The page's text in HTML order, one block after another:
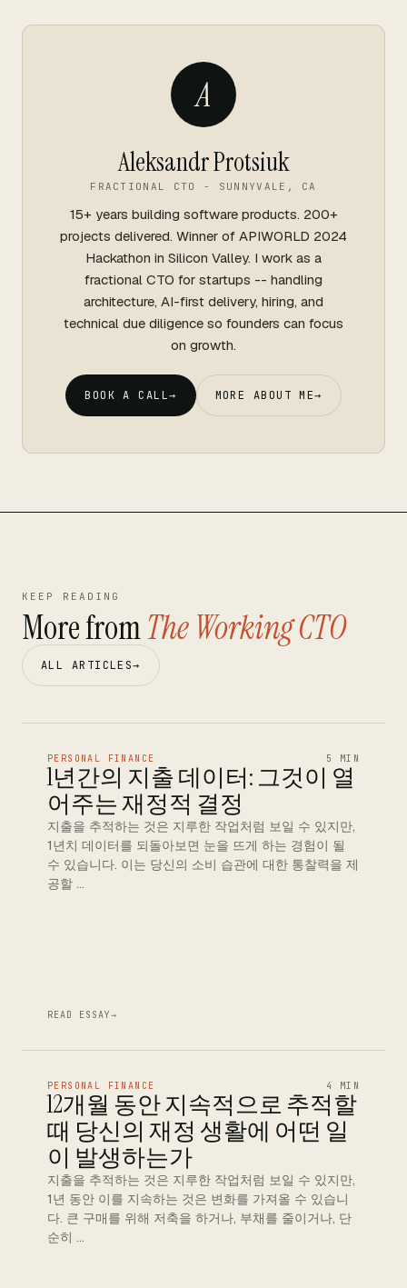
A
Aleksandr Protsiuk
FRACTIONAL CTO - SUNNYVALE, CA
15+ years building software products. 200+
projects delivered. Winner of APIWORLD 2024
Hackathon in Silicon Valley. I work as a
fractional CTO for startups -- handling
architecture, AI-first delivery, hiring, and
technical due diligence so founders can focus
on growth.
BOOK A CALL→ MORE ABOUT ME→
KEEP READING
More fromThe Working CTO
ALL ARTICLES→
PERSONAL FINANCE 5 MIN
1년간의 지출 데이터: 그것이 열
어주는 재정적 결정
지출을 추적하는 것은 지루한 작업처럼 보일 수 있지만,
1년치 데이터를 되돌아보면 눈을 뜨게 하는 경험이 될
수 있습니다. 이는 당신의 소비 습관에 대한 통찰력을 제
공할 …
READ ESSAY→
PERSONAL FINANCE 4 MIN
12개월 동안 지속적으로 추적할
때 당신의 재정 생활에 어떤 일
이 발생하는가
지출을 추적하는 것은 지루한 작업처럼 보일 수 있지만,
1년 동안 이를 지속하는 것은 변화를 가져올 수 있습니
다. 큰 구매를 위해 저축을 하거나, 부채를 줄이거나, 단
순히 …